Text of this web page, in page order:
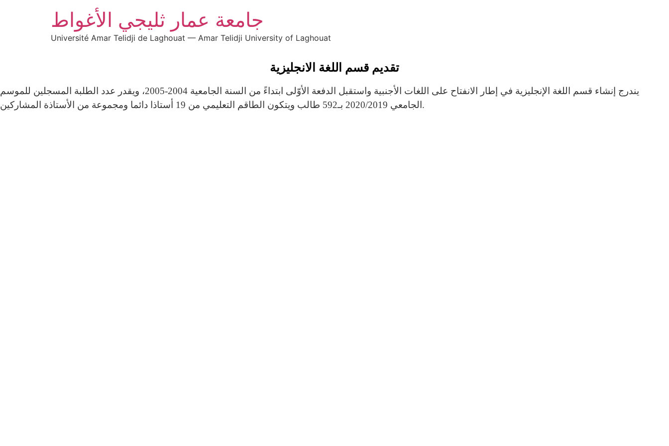
جامعة عمار ثليجي الأغواط
Université Amar Telidji de Laghouat — Amar Telidji University of Laghouat
تقديم قسم اللغة الانجليزية
يندرج إنشاء قسم اللغة الإنجليزية في إطار الانفتاح على اللغات الأجنبية واستقبل الدفعة الأوّلى ابتداءً من السنة الجامعية 2004-2005، ويقدر عدد الطلبة المسجلين للموسم
الجامعي 2020/2019 بـ592 طالب ويتكون الطاقم التعليمي من 19 أستاذا دائما ومجموعة من الأستاذة المشاركين.